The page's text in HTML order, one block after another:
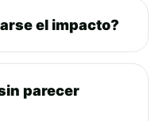
el impacto?
parecer